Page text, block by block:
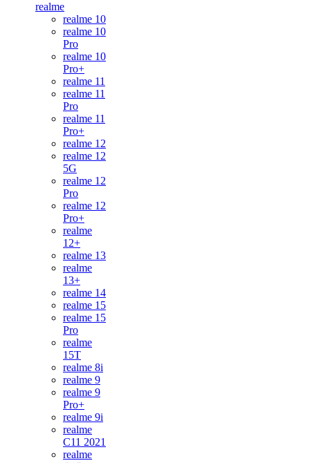
realme
realme 10
realme 10
Pro
realme 10
Pro+
realme 11
realme 11
Pro
realme 11
Pro+
realme 12
realme 12
5G
realme 12
Pro
realme 12
Pro+
realme
12+
realme 13
realme
13+
realme 14
realme 15
realme 15
Pro
realme
15T
realme 8i
realme 9
realme 9
Pro+
realme 9i
realme
C11 2021
realme